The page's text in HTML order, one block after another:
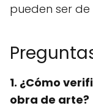
pueden ser
1. ¿Cómo
obra de arte?